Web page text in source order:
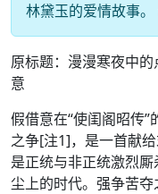
林黛玉的爱情故事
原标题：漫漫寒夜中
意
假借意在“使闺阁昭传
之争[注1]，是一首献
是正统与非正统激烈
尘上的时代。强争苦